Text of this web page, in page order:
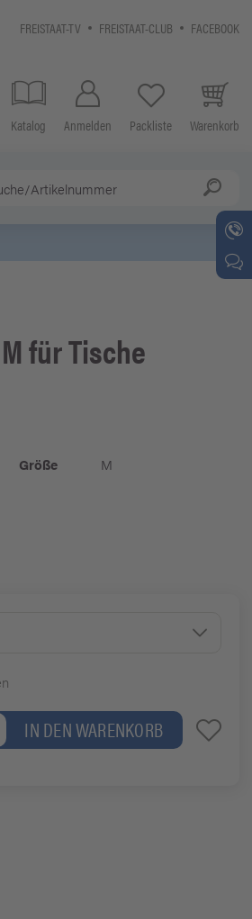
FREISTAAT-TV FREISTAAT-CLUB FACEBOOK
Katalog Anmelden Packliste Warenkorb
für Tische
Größe M
IN DEN WARENKORB